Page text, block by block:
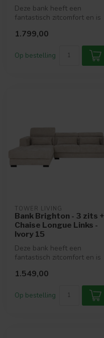
Deze bank heeft een
fantastisch zitcomfort en is
kleu...
1.799,00
Op bestelling
TOWER LIVING
Bank Brighton - 3 zits +
Chaise Longue Links -
Ivory 15
Deze bank heeft een
fantastisch zitcomfort en is
kleu...
1.549,00
Op bestelling